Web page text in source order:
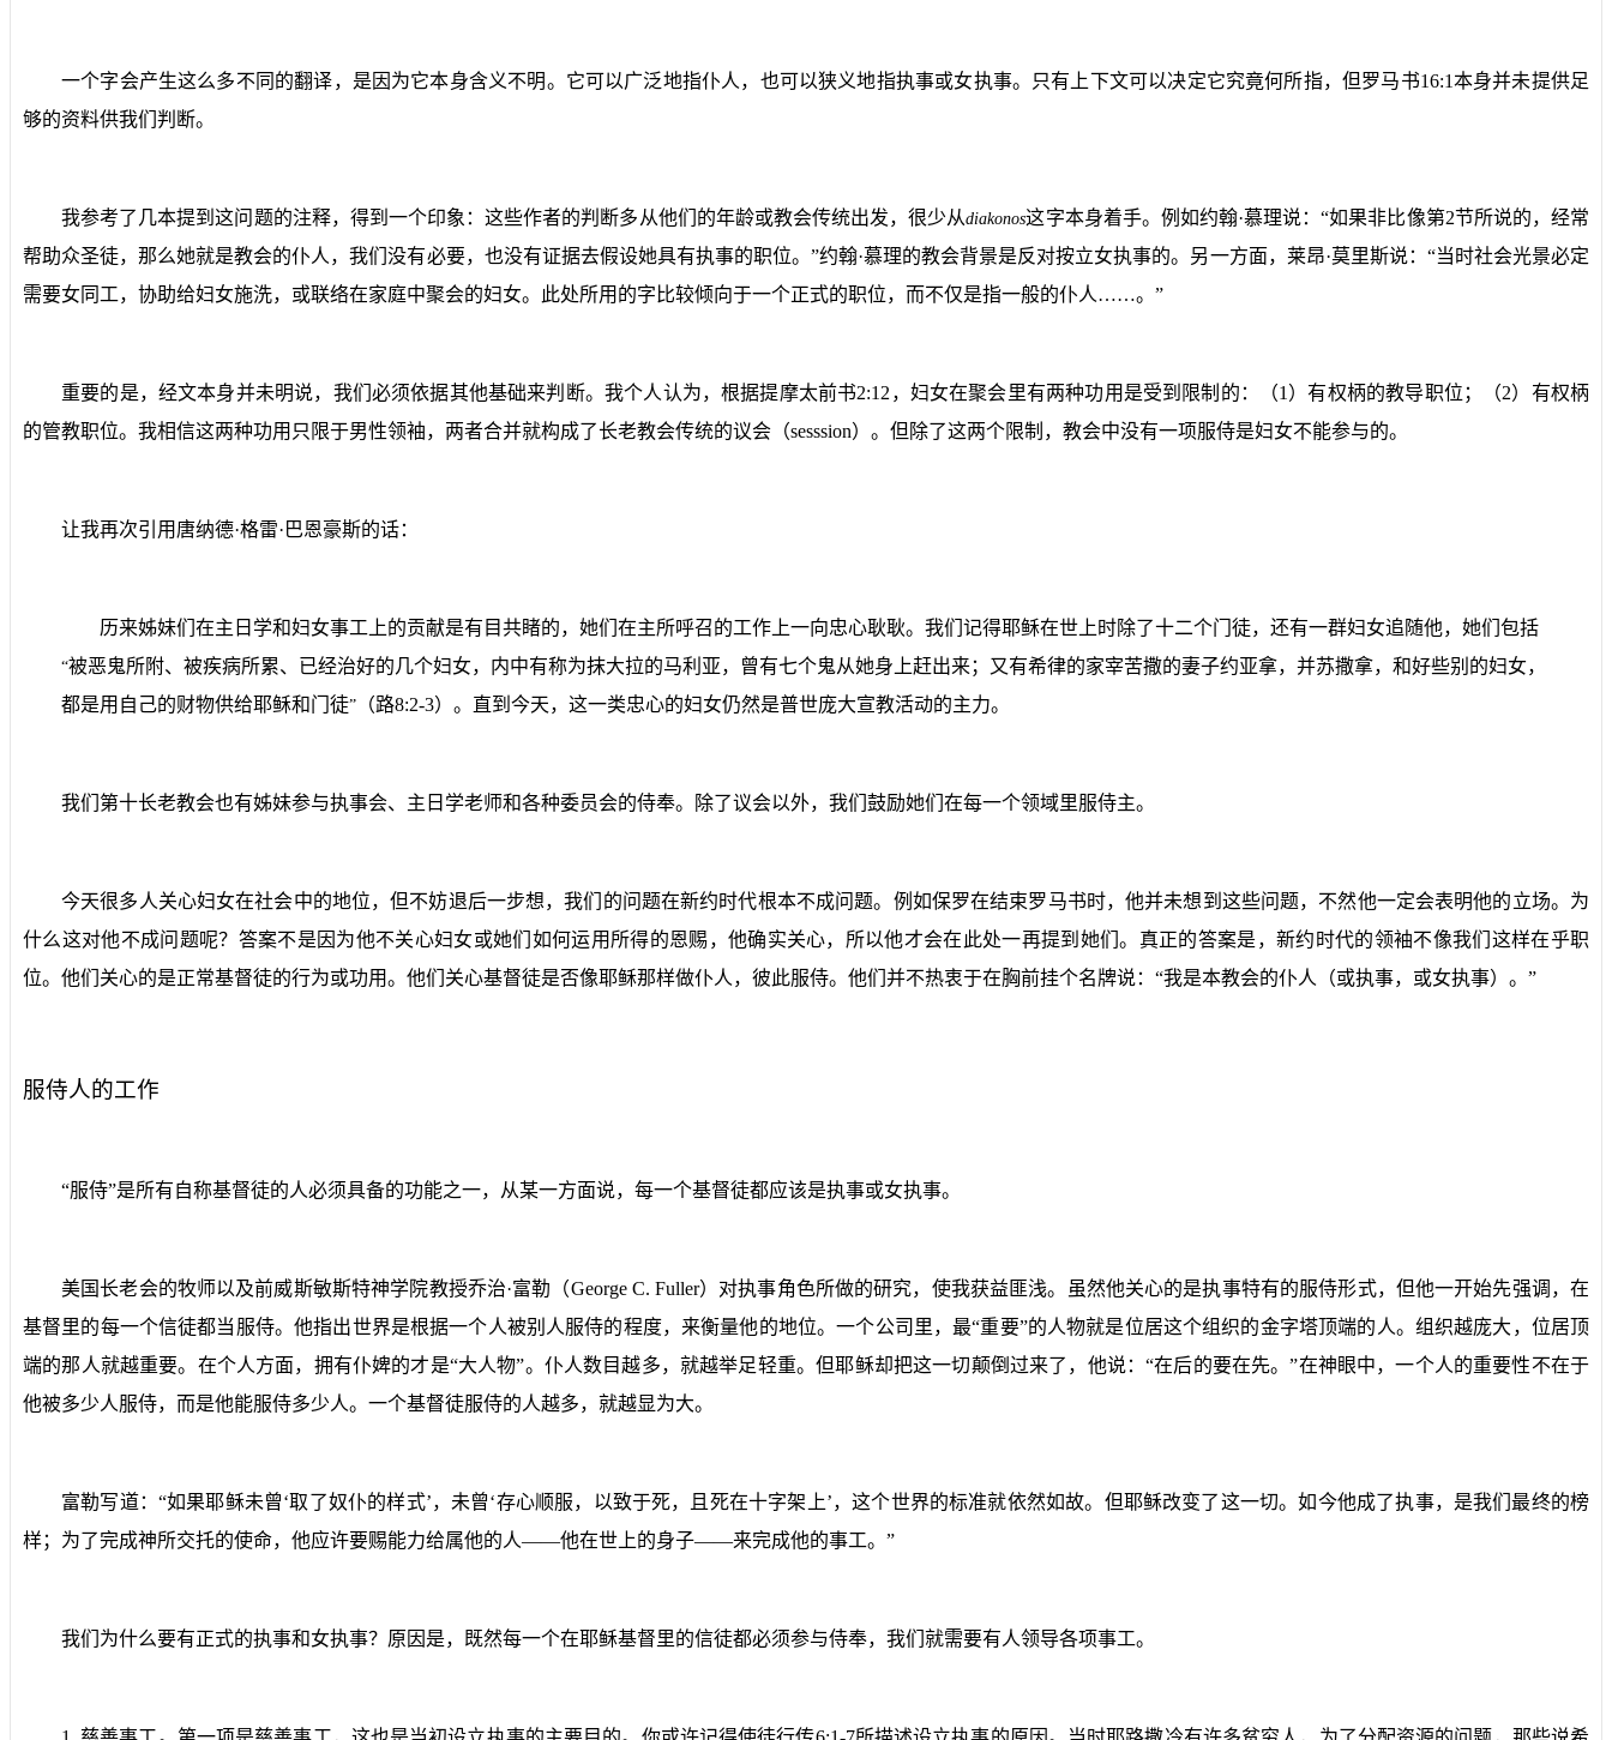
一个字会产生这么多不同的翻译，是因为它本身含义不明。它可以广泛地指仆人，也可以狭义地指执事或女执事。只有上下文可以决定它究竟何所指，但罗马书16:1本身并未提供足
够的资料供我们判断。
我参考了几本提到这问题的注释，得到一个印象：这些作者的判断多从他们的年龄或教会传统出发，很少从diakonos这字本身着手。例如约翰·慕理说：“如果非比像第2节所说的，经常
帮助众圣徒，那么她就是教会的仆人，我们没有必要，也没有证据去假设她具有执事的职位。”约翰·慕理的教会背景是反对按立女执事的。另一方面，莱昂·莫里斯说：“当时社会光景必定
需要女同工，协助给妇女施洗，或联络在家庭中聚会的妇女。此处所用的字比较倾向于一个正式的职位，而不仅是指一般的仆人……。”
重要的是，经文本身并未明说，我们必须依据其他基础来判断。我个人认为，根据提摩太前书2:12 ，妇女在聚会里有两种功用是受到限制的：（1 ）有权柄的教导职位；（2）有权柄
的管教职位。我相信这两种功用只限于男性领袖，两者合并就构成了长老教会传统的议会（sesssion）。但除了这两个限制，教会中没有一项服侍是妇女不能参与的。
让我再次引用唐纳德·格雷·巴恩豪斯的话：
历来姊妹们在主日学和妇女事工上的贡献是有目共睹的，她们在主所呼召的工作上一向忠心耿耿。我们记得耶稣在世上时除了十二个门徒，还有一群妇女追随他，她们包括
“被恶鬼所附、被疾病所累、已经治好的几个妇女，内中有称为抹大拉的马利亚，曾有七个鬼从她身上赶出来；又有希律的家宰苦撒的妻子约亚拿，并苏撒拿，和好些别的妇女，
都是用自己的财物供给耶稣和门徒” （路8:2-3）。直到今天，这一类忠心的妇女仍然是普世庞大宣教活动的主力。
我们第十长老教会也有姊妹参与执事会、主日学老师和各种委员会的侍奉。除了议会以外，我们鼓励她们在每一个领域里服侍主。
今天很多人关心妇女在社会中的地位，但不妨退后一步想，我们的问题在新约时代根本不成问题。例如保罗在结束罗马书时，他并未想到这些问题，不然他一定会表明他的立场。为
什么这对他不成问题呢？答案不是因为他不关心妇女或她们如何运用所得的恩赐，他确实关心，所以他才会在此处一再提到她们。真正的答案是，新约时代的领袖不像我们这样在乎职
位。他们关心的是正常基督徒的行为或功用。他们关心基督徒是否像耶稣那样做仆人，彼此服侍。他们并不热衷于在胸前挂个名牌说：“我是本教会的仆人（或执事，或女执事）。”
服侍人的工作
“服侍”是所有自称基督徒的人必须具备的功能之一，从某一方面说，每一个基督徒都应该是执事或女执事。
美国长老会的牧师以及前威斯敏斯特神学院教授乔治·富勒（George C. Fuller）对执事角色所做的研究，使我获益匪浅。虽然他关心的是执事特有的服侍形式，但他一开始先强调，在
基督里的每一个信徒都当服侍。他指出世界是根据一个人被别人服侍的程度，来衡量他的地位。一个公司里，最“重要”的人物就是位居这个组织的金字塔顶端的人。组织越庞大，位居顶
端的那人就越重要。在个人方面，拥有仆婢的才是“大人物”。仆人数目越多，就越举足轻重。但耶稣却把这一切颠倒过来了，他说：“在后的要在先。”在神眼中，一个人的重要性不在于
他被多少人服侍，而是他能服侍多少人。一个基督徒服侍的人越多，就越显为大。
富勒写道：“如果耶稣未曾‘取了奴仆的样式’，未曾‘存心顺服，以致于死，且死在十字架上’，这个世界的标准就依然如故。但耶稣改变了这一切。如今他成了执事，是我们最终的榜
样；为了完成神所交托的使命，他应许要赐能力给属他的人——他在世上的身子——来完成他的事工。”
我们为什么要有正式的执事和女执事？原因是，既然每一个在耶稣基督里的信徒都必须参与侍奉，我们就需要有人领导各项事工。